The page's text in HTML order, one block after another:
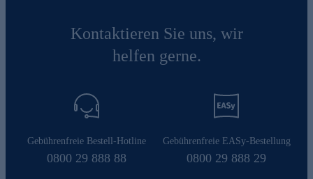
Kontaktieren Sie uns, wir
helfen gerne.
Gebührenfreie Bestell-Hotline
0800 29 888 88
Gebührenfreie EASy-Bestellung
0800 29 888 29